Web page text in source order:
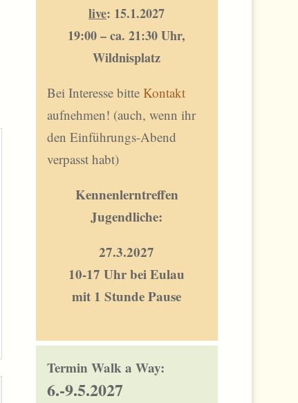
live: 15.1.2027
19:00 – ca. 21:30 Uhr,
Wildnisplatz
Bei Interesse bitte Kontakt
aufnehmen! (auch, wenn ihr
den Einführungs-Abend
verpasst habt)
Kennenlerntreffen
Jugendliche:
27.3.2027
10-17 Uhr bei Eulau
mit 1 Stunde Pause
Termin Walk a Way:
6.-9.5.2027